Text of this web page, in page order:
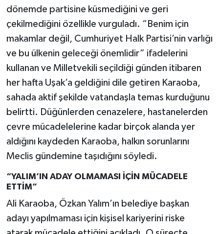
dönemde partisine küsmediğini ve geri
çekilmediğini özellikle vurguladı. “Benim için
makamlar değil, Cumhuriyet Halk Partisi’nin varlığı
ve bu ülkenin geleceği önemlidir” ifadelerini
kullanan ve Milletvekili seçildiği günden itibaren
her hafta Uşak’a geldiğini dile getiren Karaoba,
sahada aktif şekilde vatandaşla temas kurduğunu
belirtti. Düğünlerden cenazelere, hastanelerden
çevre mücadelelerine kadar birçok alanda yer
aldığını kaydeden Karaoba, halkın sorunlarını
Meclis gündemine taşıdığını söyledi.
“YALIM’IN ADAY OLMAMASI İÇİN MÜCADELE
ETTİM”
Ali Karaoba, Özkan Yalım’ın belediye başkan
adayı yapılmaması için kişisel kariyerini riske